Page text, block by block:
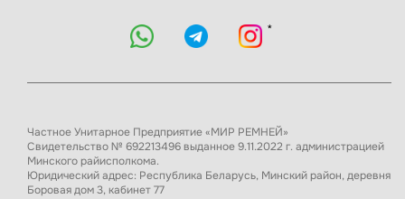
*
Частное Унитарное Предприятие «МИР РЕМНЕЙ»
Свидетельство № 692213496 выданное 9.11.2022 г. администрацией
Минского райисполкома.
Юридический адрес: Республика Беларусь, Минский район, деревня
Боровая дом 3, кабинет 77